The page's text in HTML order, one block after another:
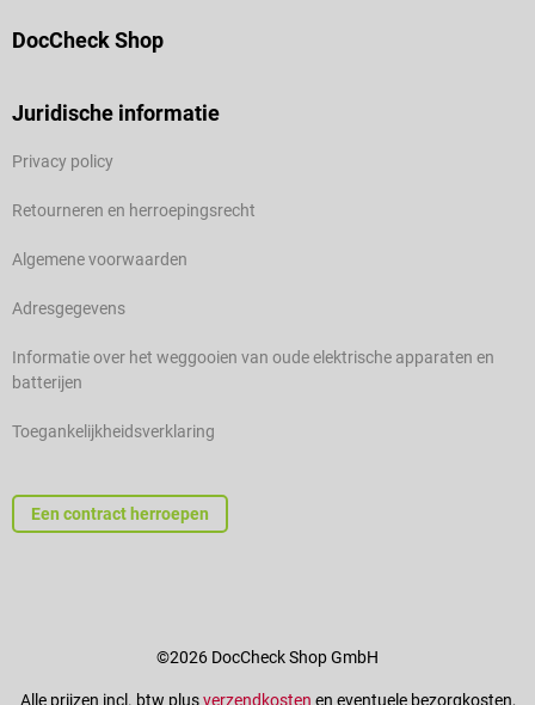
DocCheck Shop
Juridische informatie
Privacy policy
Retourneren en herroepingsrecht
Algemene voorwaarden
Adresgegevens
Informatie over het weggooien van oude elektrische apparaten en
batterijen
Toegankelijkheidsverklaring
Een contract herroepen
©2026 DocCheck Shop GmbH
Alle prijzen incl. btw plusverzendkosten en eventuele bezorgkosten,